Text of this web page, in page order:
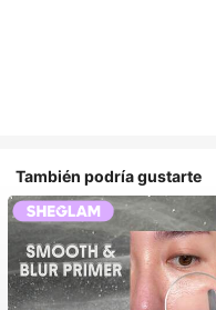
También podría gustarte